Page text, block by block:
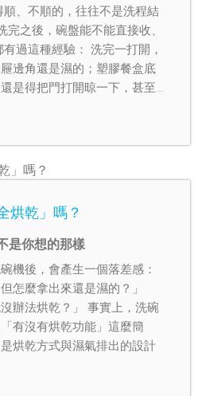
、不順的，往往不是洗程結
之後，碗盤能不能直接收、
過這種經驗： 洗完一打開，
邊角還是濕的；塑膠餐盒底
是得把門打開晾一下，甚至
慢慢發現，原來「有烘乾」
是兩回事。
烘乾」嗎？
是你想的那樣
機後，會產生一個落差感：
怎麼拿出來還是濕的？」
辦法烘乾？」 事實上，洗碗
有沒有烘乾功能」這麼簡
烘乾方式與濕氣排出的設計